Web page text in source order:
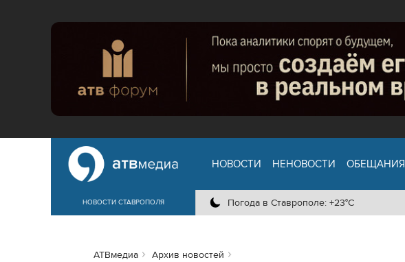
НОВОСТИ СТАВРОПОЛЯ
НОВОСТИ НЕНОВОСТИ ОБЕЩАНИЯ
Погода в Ставрополе: +23°C
АТВмедиа
Архив новостей